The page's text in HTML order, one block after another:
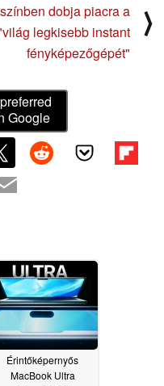
színben dobja piacra a
legkisebb instant
fényképezőgépét"
⟩
Google
Érintőképernyős
MacBook Ultra